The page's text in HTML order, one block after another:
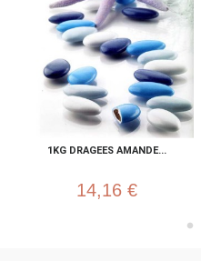
1KG DRAGEES AMANDE...
14,16 €